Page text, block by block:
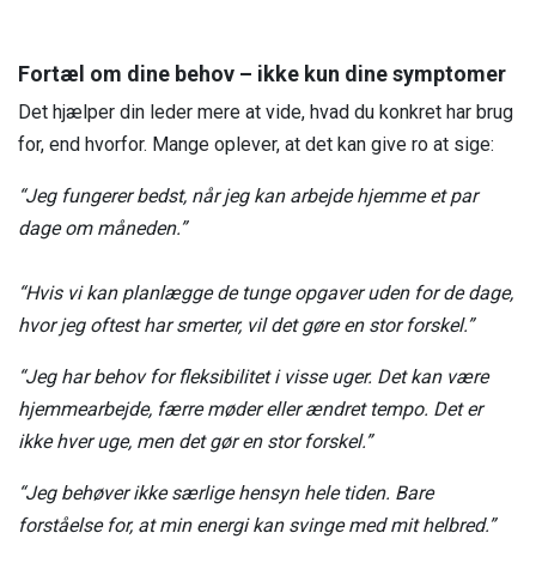
Fortæl om dine behov – ikke kun dine symptomer
Det hjælper din leder mere at vide, hvad du konkret har brug
for, end hvorfor. Mange oplever, at det kan give ro at sige:
“Jeg fungerer bedst, når jeg kan arbejde hjemme et par
dage om måneden.”
“Hvis vi kan planlægge de tunge opgaver uden for de dage,
hvor jeg oftest har smerter, vil det gøre en stor forskel.”
“Jeg har behov for fleksibilitet i visse uger. Det kan være
hjemmearbejde, færre møder eller ændret tempo. Det er
ikke hver uge, men det gør en stor forskel.”
“Jeg behøver ikke særlige hensyn hele tiden. Bare
forståelse for, at min energi kan svinge med mit helbred.”